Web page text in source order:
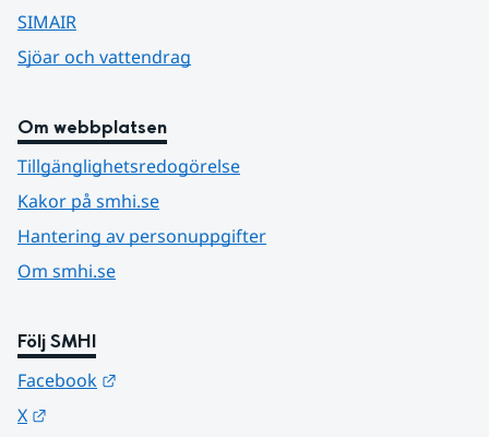
SIMAIR
Sjöar och vattendrag
Om webbplatsen
Tillgänglighetsredogörelse
Kakor på smhi.se
Hantering av personuppgifter
Om smhi.se
Följ SMHI
Facebook
X